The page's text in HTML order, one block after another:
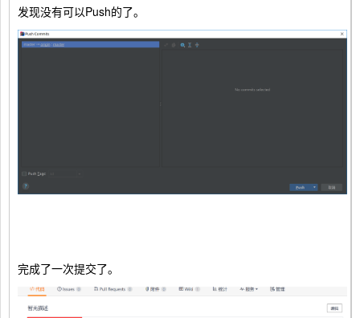
发现没有可以Push的了。
完成了一次提交了。